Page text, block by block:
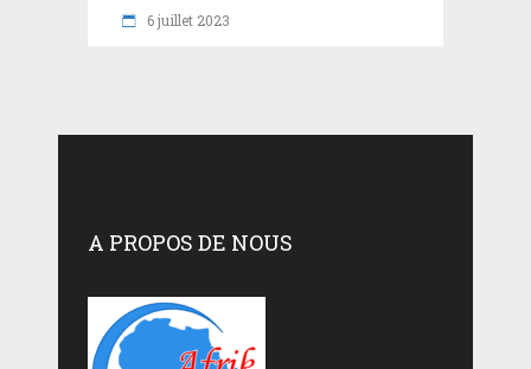
6 juillet 2023
A PROPOS DE NOUS